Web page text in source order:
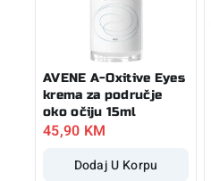
AVENE A-Oxitive Eyes
krema za područje
oko očiju 15ml
45,90 KM
Dodaj U Korpu